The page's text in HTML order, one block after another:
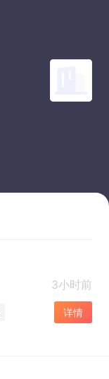
3小时前
详情